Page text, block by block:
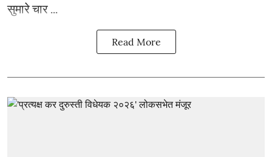
सुमारे चार ...
Read More